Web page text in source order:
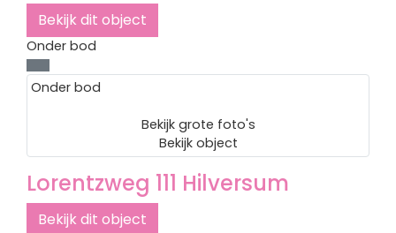
Bekijk dit object
Onder bod
Onder bod
Bekijk grote foto's
Bekijk object
Lorentzweg 111 Hilversum
Bekijk dit object